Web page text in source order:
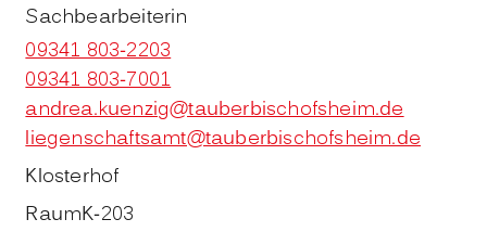
Sachbearbeiterin
09341 803-2203
09341 803-7001
andrea.kuenzig@tauberbischofsheim.de
liegenschaftsamt@tauberbischofsheim.de
Klosterhof
RaumK-203